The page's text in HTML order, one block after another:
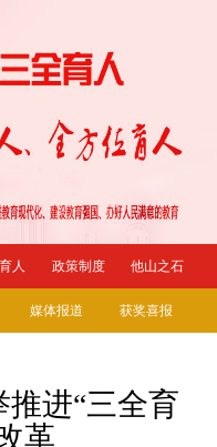
人 政策制度 他山之石
媒体报道 获奖喜报
进“三全育
革